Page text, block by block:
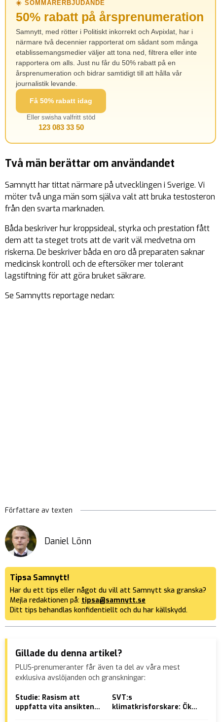
☀️ SOMMARERBJUDANDE
50% rabatt på årsprenumeration
Samnytt, med rötter i Politiskt inkorrekt och Avpixlat, har i
närmare två decennier rapporterat om sådant som många
etablissemangsmedier väljer att tona ned, filtrera eller inte
rapportera om alls. Just nu får du 50% rabatt på en
årsprenumeration och bidrar samtidigt till att hålla vår
journalistik levande.
Få 50% rabatt idag
Eller swisha valfritt stöd
123 083 33 50
Två män berättar om användandet
Samnytt har tittat närmare på utvecklingen i Sverige. Vi
möter två unga män som själva valt att bruka testosteron
från den svarta marknaden.
Båda beskriver hur kroppsideal, styrka och prestation fått
dem att ta steget trots att de varit väl medvetna om
riskerna. De beskriver båda en oro då preparaten saknar
medicinsk kontroll och de eftersöker mer tolerant
lagstiftning för att göra bruket säkrare.
Se Samnytts reportage nedan:
Författare av texten
Daniel Lönn
Tipsa Samnytt!
Har du ett tips eller något du vill att Samnytt ska granska?
Mejla redaktionen på: tipsa@samnytt.se
Ditt tips behandlas konfidentiellt och du har källskydd.
Gillade du denna artikel?
PLUS-prenumeranter får även ta del av våra mest
exklusiva avslöjanden och granskningar:
Studie: Rasism att
uppfatta vita ansikten
SVT:s
klimatkrisforskare: Ökad